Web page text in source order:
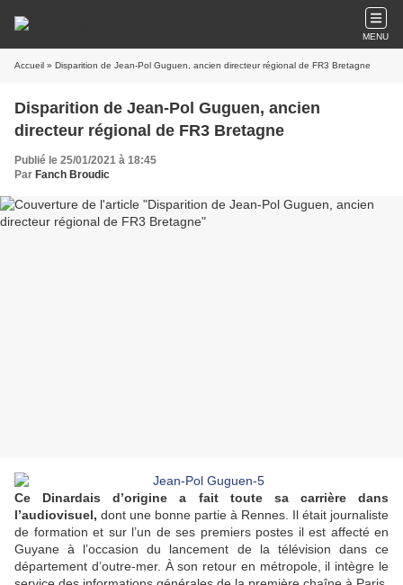
MENU
Accueil » Disparition de Jean-Pol Guguen, ancien directeur régional de FR3 Bretagne
Disparition de Jean-Pol Guguen, ancien
directeur régional de FR3 Bretagne
Publié le 25/01/2021 à 18:45
Par Fanch Broudic
Ce Dinardais d’origine a fait toute sa carrière dans
l’audiovisuel, dont une bonne partie à Rennes. Il était journaliste
de formation et sur l’un de ses premiers postes il est affecté en
Guyane à l’occasion du lancement de la télévision dans ce
département d’outre-mer. À son retour en métropole, il intègre le